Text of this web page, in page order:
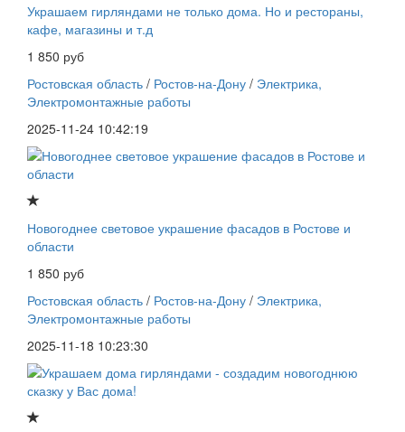
Украшаем гирляндами не только дома. Но и рестораны,
кафе, магазины и т.д
1 850 руб
Ростовская область / Ростов-на-Дону / Электрика,
Электромонтажные работы
2025-11-24 10:42:19
Новогоднее световое украшение фасадов в Ростове и
области
1 850 руб
Ростовская область / Ростов-на-Дону / Электрика,
Электромонтажные работы
2025-11-18 10:23:30